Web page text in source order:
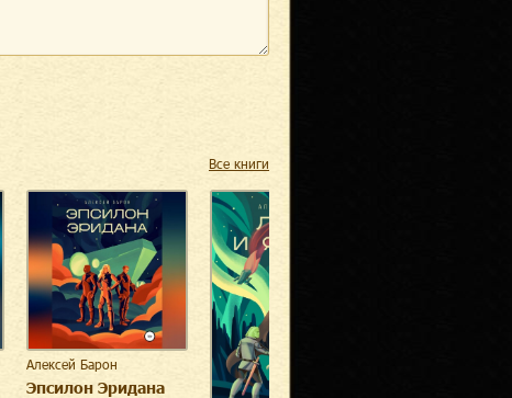
Все книги
Алексей Барон
Эпсилон Эридана